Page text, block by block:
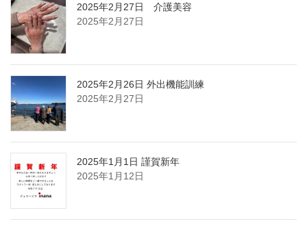
2025年2月27日 介護美容
2025年2月27日
2025年2月26日 外出機能訓練
2025年2月27日
2025年1月1日 謹賀新年
2025年1月12日